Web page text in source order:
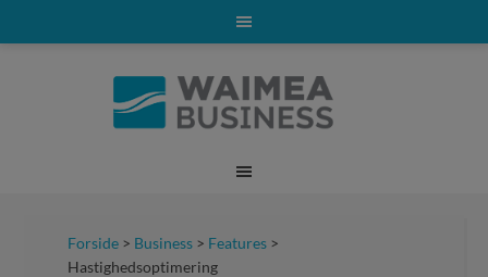
Forside > Business > Features >
Hastighedsoptimering